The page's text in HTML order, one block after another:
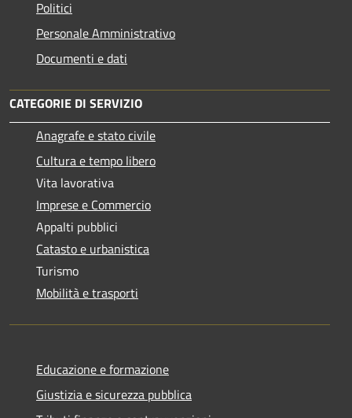
Politici
Personale Amministrativo
Documenti e dati
CATEGORIE DI SERVIZIO
Anagrafe e stato civile
Cultura e tempo libero
Vita lavorativa
Imprese e Commercio
Appalti pubblici
Catasto e urbanistica
Turismo
Mobilità e trasporti
Educazione e formazione
Giustizia e sicurezza pubblica